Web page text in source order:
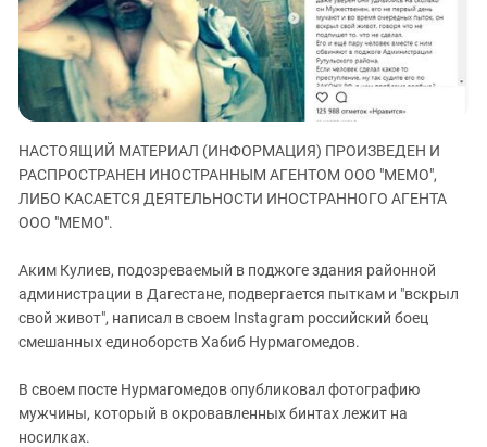
ЗАСТАВЛЯЕТ
КАВКАЗ ЗА ПАЛЕСТИНУ
ИНАКОМЫСЛИЕ В ЧЕЧНЕ
ПРЕСЛЕДОВАНИЕ АКТИВИСТОВ
МОБИЛИЗАЦИЯ И ПРОТЕСТЫ
Дагестан
Ингушетия
Кабардино-Балкария
Калмыкия
Карачаево-Черкесия
Нагорный Карабах
Ростовская область
Северная Осетия - Алания
Ставропольский край
Чечня
НАСТОЯЩИЙ МАТЕРИАЛ (ИНФОРМАЦИЯ) ПРОИЗВЕДЕН И
РАСПРОСТРАНЕН ИНОСТРАННЫМ АГЕНТОМ ООО "МЕМО",
ЛИБО КАСАЕТСЯ ДЕЯТЕЛЬНОСТИ ИНОСТРАННОГО АГЕНТА
ООО "МЕМО".
Аким Кулиев, подозреваемый в поджоге здания районной
администрации в Дагестане, подвергается пыткам и "вскрыл
свой живот", написал в своем Instagram российский боец
смешанных единоборств Хабиб Нурмагомедов.
В своем посте Нурмагомедов опубликовал фотографию
мужчины, который в окровавленных бинтах лежит на
носилках.